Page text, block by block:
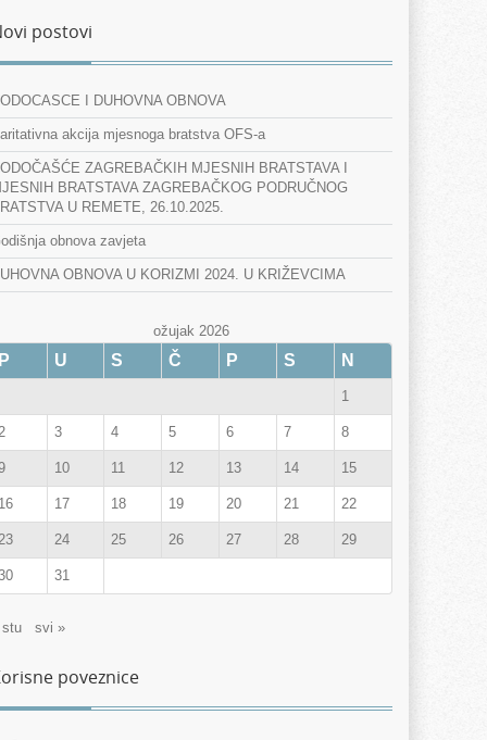
postovi
I DUHOVNA OBNOVA
akcija mjesnoga bratstva OFS-a
ZAGREBAČKIH MJESNIH BRATSTAVA I
BRATSTAVA ZAGREBAČKOG PODRUČNOG
U REMETE, 26.10.2025.
obnova zavjeta
OBNOVA U KORIZMI 2024. U KRIŽEVCIMA
ožujak 2026
P U S Č P S N
1
3 4 5 6 7 8
10 11 12 13 14 15
16 17 18 19 20 21 22
24 25 26 27 28 29
31
svi »
poveznice